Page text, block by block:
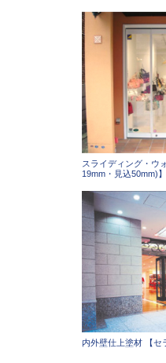
スライディング・ウ
19mm・見込50mm)】
内外壁仕上塗材 【セ